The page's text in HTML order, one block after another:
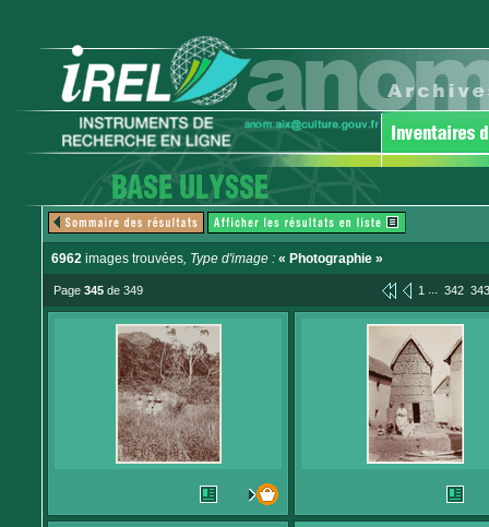
6962 images trouvées, Type d'image : « Photographie »
Page 345 de 349 1 ... 342